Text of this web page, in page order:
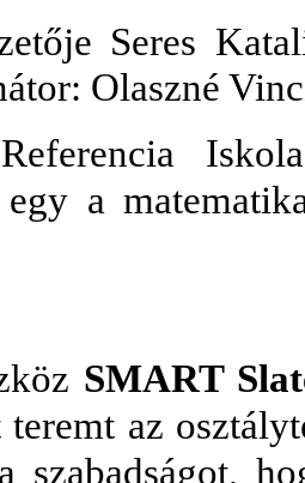
Seres
Olaszné
egy a
SMART
teremt az
szabadságot,